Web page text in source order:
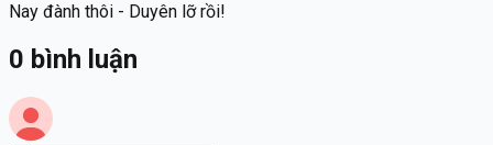
Nay đành thôi - Duyên lỡ rồi!
0 bình luận